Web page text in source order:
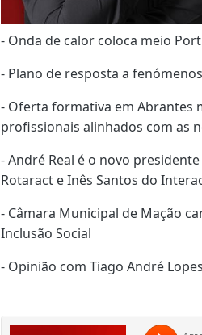
- Onda de calor coloca meio
- Plano de resposta a
- Oferta formativa em Abrantes
profissionais alinhados com as
- André Real é o novo
Rotaract e Inês Santos do
- Câmara Municipal de Mação
Inclusão Social
- Opinião com Tiago André Lopes